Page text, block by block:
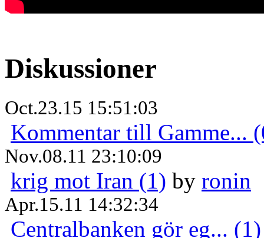
Diskussioner
Oct.23.15 15:51:03
Kommentar till Gamme...
Nov.08.11 23:10:09
krig mot Iran (1) by ronin
Apr.15.11 14:32:34
Centralbanken gör eg... (1)